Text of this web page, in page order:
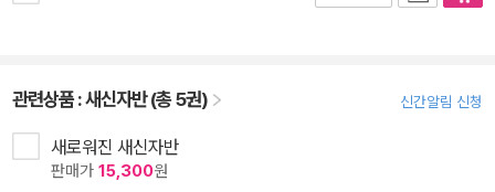
관련상품 :새신자반 (총 5권) 신간알림 신청
새로워진 새신자반
판매가 15,300원